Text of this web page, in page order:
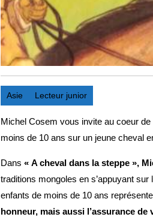
Asie Lecteur junior
Michel Cosem vous invite au coeur
moins de 10 ans sur un jeune cheval
Dans « A cheval dans la steppe »,
traditions mongoles en s’appuyant sur
enfants de moins de 10 ans
honneur, mais aussi l’assurance